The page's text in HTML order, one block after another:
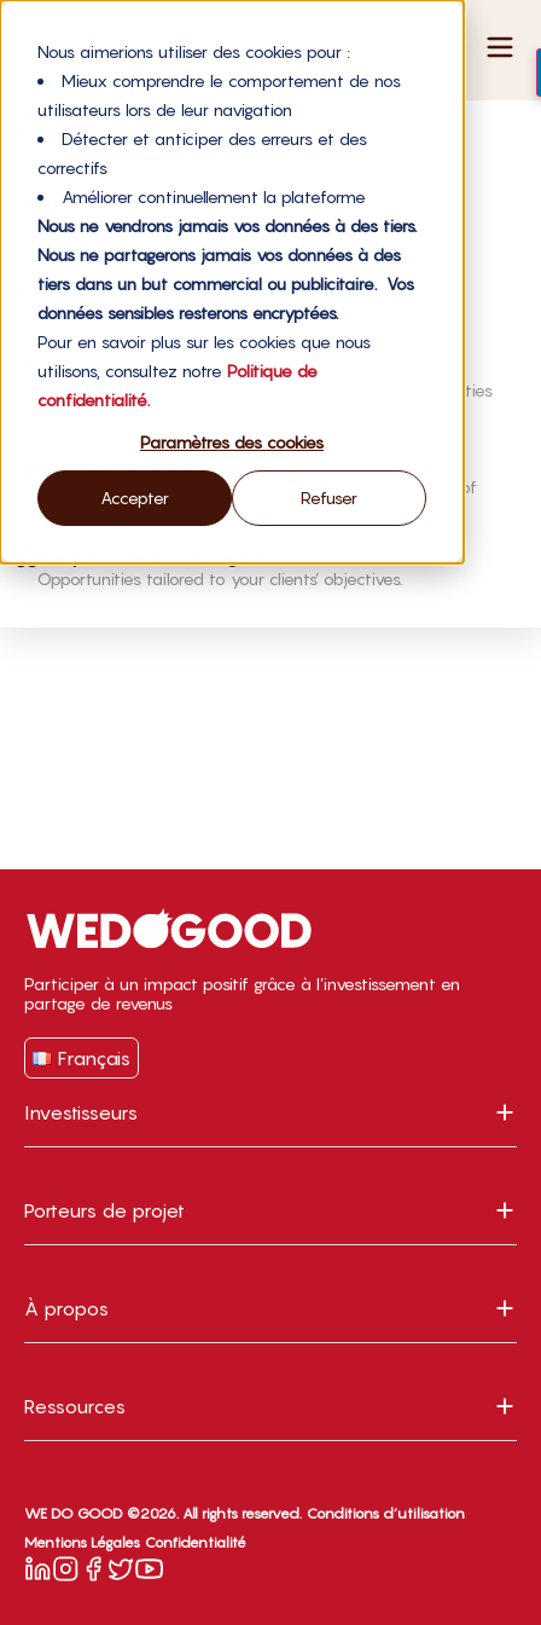
Nous aimerions utiliser des cookies pour :
Mieux comprendre le comportement de nos
utilisateurs lors de leur navigation
Détecter et anticiper des erreurs et des
correctifs
Améliorer continuellement la plateforme
Nous ne vendrons jamais vos données à des tiers.
Nous ne partagerons jamais vos données à des
tiers dans un but commercial ou publicitaire. Vos
données sensibles resterons encryptées.
Pour en savoir plus sur les cookies que nous
utilisons, consultez notre Politique de
confidentialité.
Paramètres des cookies
Accepter Refuser
Invest in our current projects through revenue sharing
Invest with royalties
Diversify your investment portfolio with royalty income.
Financial product comparison tool
A comparison to guide your impact investment choices
Project typology and maturity
Gaining a better understanding of investment opportunities
Gaining an in-depth understanding of the ins and outs of
revenue sharing
Opportunities tailored to your clients’ objectives.
Participer à un impact positif grâce à l’investissement en
partage de revenus
Français
Investisseurs
Porteurs de projet
À propos
Ressources
WE DO GOOD ©2026. All rights reserved. Conditions d’utilisation
Mentions Légales Confidentialité